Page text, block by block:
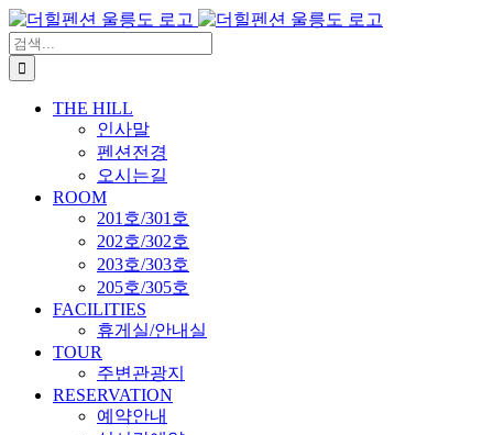
Skip
to
content
검
색:
THE HILL
인사말
펜션전경
오시는길
ROOM
201호/301호
202호/302호
203호/303호
205호/305호
FACILITIES
휴게실/안내실
TOUR
주변관광지
RESERVATION
예약안내